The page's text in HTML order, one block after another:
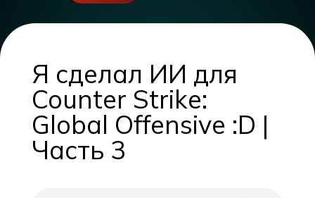
Я сделал ИИ для
Counter Strike:
Global Offensive :D |
Часть 3